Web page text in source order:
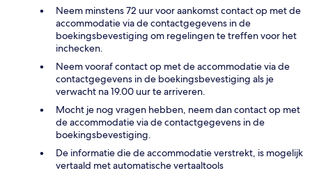
Neem minstens 72 uur voor aankomst contact op met de
accommodatie via de contactgegevens in de
boekingsbevestiging om regelingen te treffen voor het
inchecken.
Neem vooraf contact op met de accommodatie via de
contactgegevens in de boekingsbevestiging als je
verwacht na 19.00 uur te arriveren.
Mocht je nog vragen hebben, neem dan contact op met
de accommodatie via de contactgegevens in de
boekingsbevestiging.
De informatie die de accommodatie verstrekt, is mogelijk
vertaald met automatische vertaaltools